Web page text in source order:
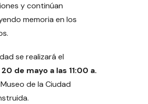
y continúan
memoria en los
se realizará el
20 de mayo a las 11:00 a.
de la Ciudad